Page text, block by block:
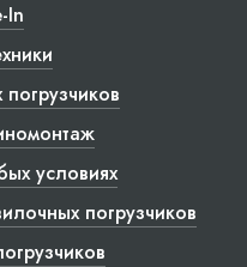
In
условиях
погрузчиков